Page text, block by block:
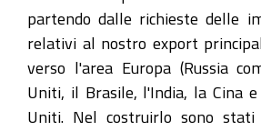
partendo dalle richieste delle
relativi al nostro export
verso l'area Europa (Russia
Uniti, il Brasile, l'India, la Cina
Uniti. Nel costruirlo sono stati